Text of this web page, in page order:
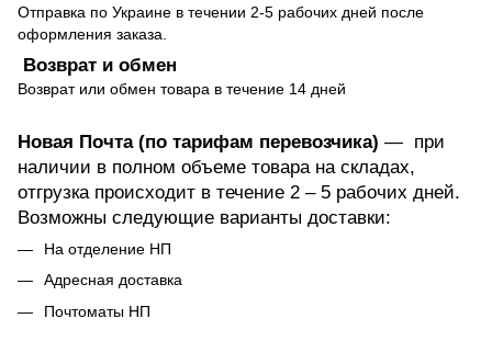
Отправка по Украине в течении 2-5 рабочих дней после
оформления заказа.
Возврат и обмен
Возврат или обмен товара в течение 14 дней
Новая Почта (по тарифам перевозчика) — при
наличии в полном объеме товара на складах,
отгрузка происходит в течение 2 – 5 рабочих дней.
Возможны следующие варианты доставки:
На отделение НП
Адресная доставка
Почтоматы НП